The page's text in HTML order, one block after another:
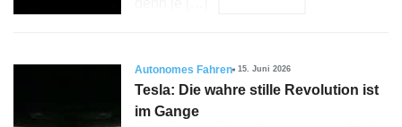
Autonomes Fahren 15. Juni 2026
Tesla: Die wahre stille Revolution ist
im Gange